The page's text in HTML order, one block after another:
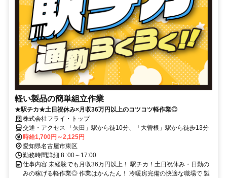
軽い製品の簡単組立作業
★駅チカ★土日祝休み×月収36万円以上のコツコツ軽作業◎
株式会社フライ・トップ
交通・アクセス 「矢田」駅から徒10分、「大曽根」駅から徒歩13分
時給1,700円～2,125円
愛知県名古屋市東区
勤務時間詳細 8 :00～17:00
仕事内容 未経験でも月収36万円以上！ 駅チカ！土日祝休み・日勤の
みの稼げる軽作業◎ 作業はかんたん！ 冷暖房完備の快適な職場で 製